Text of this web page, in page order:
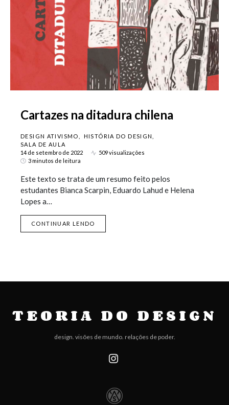
Cartazes na ditadura chilena
DESIGN ATIVISMO
HISTÓRIA DO DESIGN
SALA DE AULA
14 de setembro de 2022
509 visualizações
3 minutos de leitura
Este texto se trata de um resumo feito pelos
estudantes Bianca Scarpin, Eduardo Lahud e Helena
Lopes a…
CONTINUAR LENDO
TEORIA DO DESIGN
design. visões de mundo. relações de poder.